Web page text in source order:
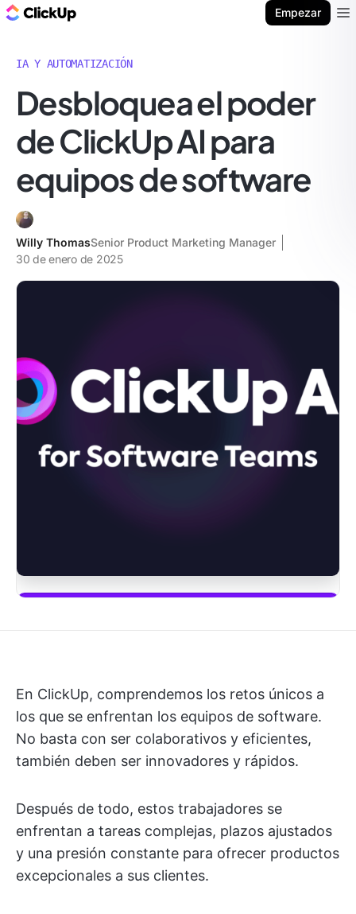
Empezar
IA Y AUTOMATIZACIÓN
Desbloquea el poder
de ClickUp AI para
equipos de software
Willy ThomasSenior Product Marketing Manager
30 de enero de 2025
En ClickUp, comprendemos los retos únicos a
los que se enfrentan los equipos de software.
No basta con ser colaborativos y eficientes,
también deben ser innovadores y rápidos.
Después de todo, estos trabajadores se
enfrentan a tareas complejas, plazos ajustados
y una presión constante para ofrecer productos
excepcionales a sus clientes.